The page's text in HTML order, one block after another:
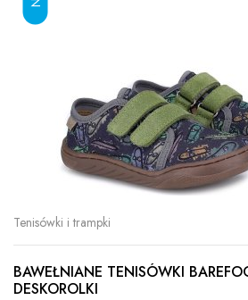
Tenisówki i trampki
BAWEŁNIANE TENISÓWKI
DESKOROLKI